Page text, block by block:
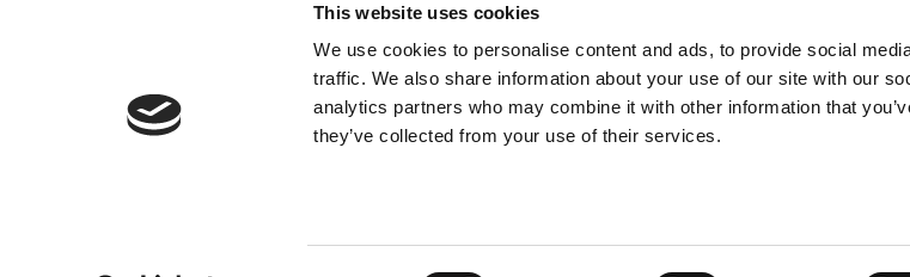
This website uses cookies
We use cookies to personalise content and ads, to provide social
traffic. We also share information about your use of our site with our
analytics partners who may combine it with other information that
they’ve collected from your use of their services.